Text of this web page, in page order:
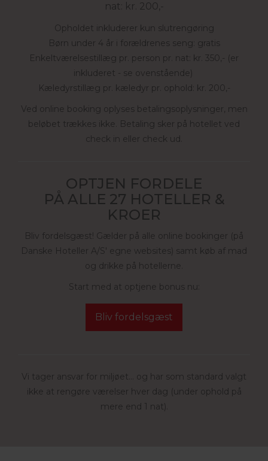
nat: kr. 200,-
Opholdet inkluderer kun slutrengøring
Børn under 4 år i forældrenes seng: gratis
Enkeltværelsestillæg pr. person pr. nat: kr. 350,- (er
inkluderet - se ovenstående)
Kæledyrstillæg pr. kæledyr pr. ophold: kr. 200,-
Ved online booking oplyses betalingsoplysninger, men
beløbet trækkes ikke. Betaling sker på hotellet ved
check in eller check ud.
OPTJEN FORDELE
PÅ ALLE 27 HOTELLER &
KROER
Bliv fordelsgæst! Gælder på alle online bookinger (på
Danske Hoteller A/S' egne websites) samt køb af mad
og drikke på hotellerne.
Start med at optjene bonus nu:
Bliv fordelsgæst
Vi tager ansvar for miljøet... og har som standard valgt
ikke at rengøre værelser hver dag (under ophold på
mere end 1 nat).